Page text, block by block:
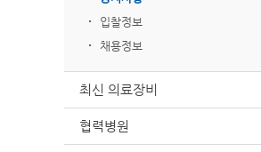
입찰정보
채용정보
최신 의료장비
협력병원